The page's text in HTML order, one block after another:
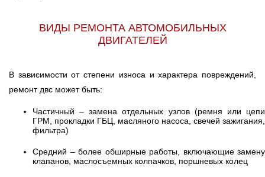
ВИДЫ РЕМОНТА АВТОМОБИЛЬНЫХ
ДВИГАТЕЛЕЙ
В зависимости от степени износа и характера повреждений,
ремонт двс может быть:
Частичный – замена отдельных узлов (ремня или цепи
ГРМ, прокладки ГБЦ, масляного насоса, свечей зажигания,
фильтра)
Средний – более обширные работы, включающие замену
клапанов, маслосъемных колпачков, поршневых колец